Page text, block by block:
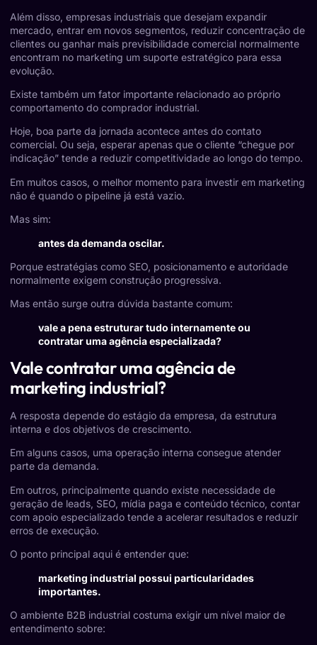
Além disso, empresas industriais que desejam expandir
mercado, entrar em novos segmentos, reduzir concentração de
clientes ou ganhar mais previsibilidade comercial normalmente
encontram no marketing um suporte estratégico para essa
evolução.
Existe também um fator importante relacionado ao próprio
comportamento do comprador industrial.
Hoje, boa parte da jornada acontece antes do contato
comercial. Ou seja, esperar apenas que o cliente “chegue por
indicação” tende a reduzir competitividade ao longo do tempo.
Em muitos casos, o melhor momento para investir em marketing
não é quando o pipeline já está vazio.
Mas sim:
antes da demanda oscilar.
Porque estratégias como SEO, posicionamento e autoridade
normalmente exigem construção progressiva.
Mas então surge outra dúvida bastante comum:
vale a pena estruturar tudo internamente ou
contratar uma agência especializada?
Vale contratar uma agência de
marketing industrial?
A resposta depende do estágio da empresa, da estrutura
interna e dos objetivos de crescimento.
Em alguns casos, uma operação interna consegue atender
parte da demanda.
Em outros, principalmente quando existe necessidade de
geração de leads, SEO, mídia paga e conteúdo técnico, contar
com apoio especializado tende a acelerar resultados e reduzir
erros de execução.
O ponto principal aqui é entender que:
marketing industrial possui particularidades
importantes.
O ambiente B2B industrial costuma exigir um nível maior de
entendimento sobre: